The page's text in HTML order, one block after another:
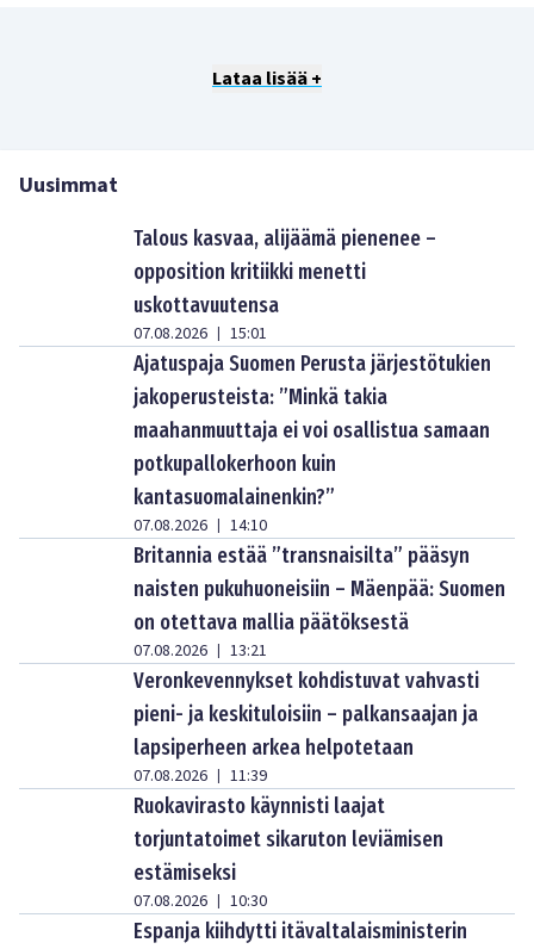
Lataa lisää +
Uusimmat
Talous kasvaa, alijäämä pienenee –
opposition kritiikki menetti
uskottavuutensa
07.08.2026 | 15:01
Ajatuspaja Suomen Perusta järjestötukien
jakoperusteista: ”Minkä takia
maahanmuuttaja ei voi osallistua samaan
potkupallokerhoon kuin
kantasuomalainenkin?”
07.08.2026 | 14:10
Britannia estää ”transnaisilta” pääsyn
naisten pukuhuoneisiin – Mäenpää: Suomen
on otettava mallia päätöksestä
07.08.2026 | 13:21
Veronkevennykset kohdistuvat vahvasti
pieni- ja keskituloisiin – palkansaajan ja
lapsiperheen arkea helpotetaan
07.08.2026 | 11:39
Ruokavirasto käynnisti laajat
torjuntatoimet sikaruton leviämisen
estämiseksi
07.08.2026 | 10:30
Espanja kiihdytti itävaltalaisministerin